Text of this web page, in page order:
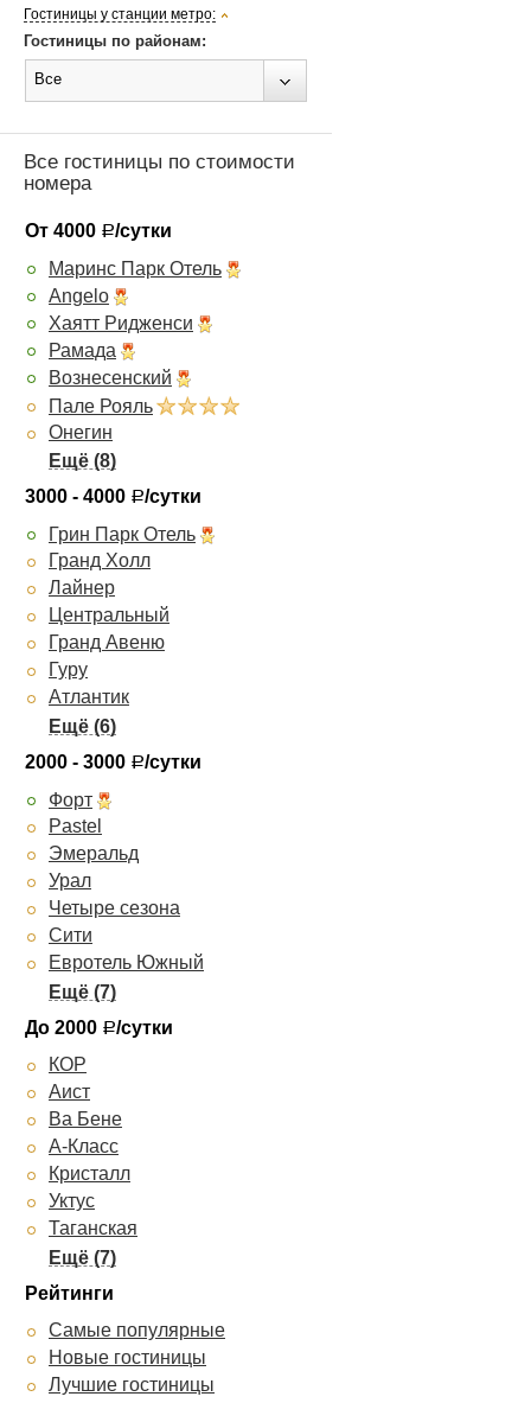
Гостиницы у станции метро:
Гостиницы по районам:
Все
Все гостиницы по стоимости
номера
От 4000 Р/сутки
Маринс Парк Отель
Angelo
Хаятт Ридженси
Рамада
Вознесенский
Пале Рояль
Онегин
Панорама
Ричмонд
Чеховъ
Премьер
Октябрьская
Визави Апарт-Отель
Высоцкий
3000 - 4000 Р/сутки
Грин Парк Отель
Гранд Холл
Лайнер
Центральный
Гранд Авеню
Гуру
Атлантик
Атриум Палас
Визави
Евротель Центральный
Александровский парк
Респект-Холл
2000 - 3000 Р/сутки
Форт
Pastel
Эмеральд
Урал
Четыре сезона
Сити
Евротель Южный
Луна
Домашний
Парк Виста
Парус
Скай
Екатерина
Галант
До 2000 Р/сутки
КОР
Аист
Ва Бене
А-Класс
Кристалл
Уктус
Таганская
Джаз-отель
Лайт на Бебеля
Изумруд
Татьяна
Лайт на Ключевской
Рейтинги
Самые популярные
Новые гостиницы
Лучшие гостиницы